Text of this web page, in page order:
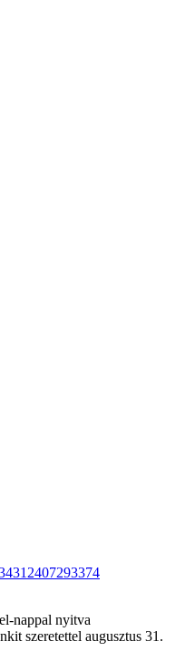
nappal nyitva
szeretettel augusztus 31.